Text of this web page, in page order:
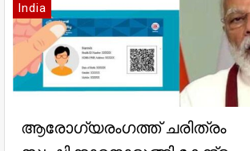
India
ആരോഗ്യരംഗത്ത് ചരിത്രം